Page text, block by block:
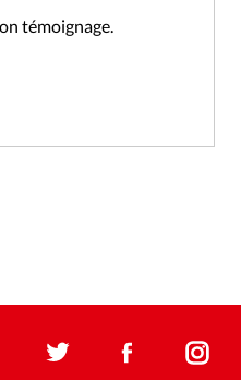
témoignage.